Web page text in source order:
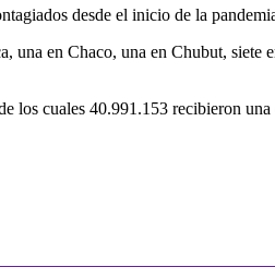
desde el inicio de la
una en Chaco, una en Chubut, siete
los cuales 40.991.153 recibieron